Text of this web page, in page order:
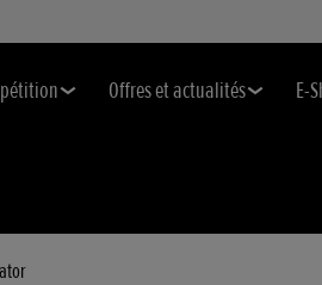
Offres et actualités E-